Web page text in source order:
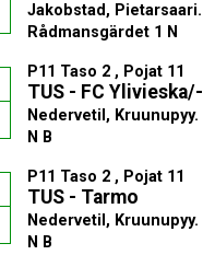
Jakobstad, Pietarsaari.
Rådmansgärdet 1 N
P11 Taso 2 , Pojat 11
TUS - FC
Nedervetil,
N B
P11 Taso 2 , Pojat 11
TUS - Tarmo
Nedervetil,
N B